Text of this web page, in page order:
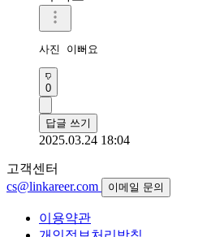
사진 이뻐요
0
답글 쓰기
2025.03.24 18:04
고객센터
cs@linkareer.com
이메일 문의
이용약관